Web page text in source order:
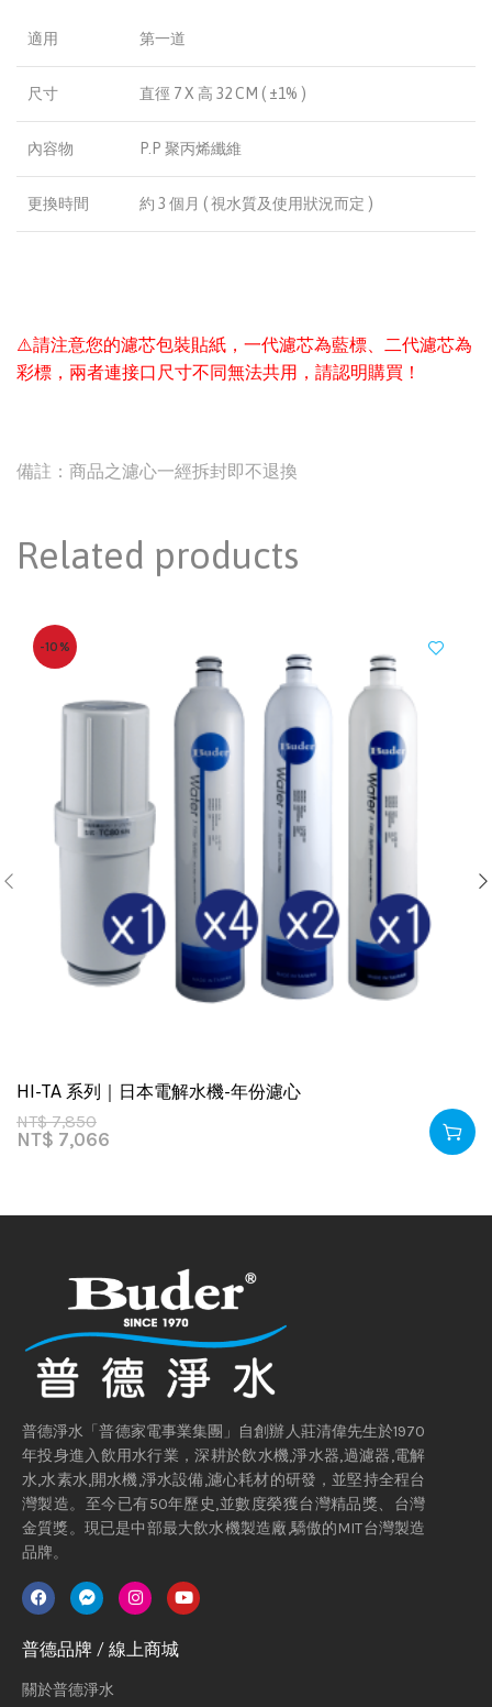
適用 第一道
尺寸 直徑 7 X 高 32 CM ( ±1% )
內容物 P.P 聚丙烯纖維
更換時間 約 3 個月 ( 視水質及使用狀況而定 )
⚠️請注意您的濾芯包裝貼紙，一代濾芯為藍標、二代濾芯為
彩標，兩者連接口尺寸不同無法共用，請認明購買！
備註：商品之濾心一經拆封即不退換
Related products
-10%
HI-TA 系列｜日本電解水機-年份濾心
NT$7,850
NT$ 7,066
普德淨水「普德家電事業集團」自創辦人莊清偉先生於1970
年投身進入飲用水行業，深耕於飲水機,淨水器,過濾器,電解
水,水素水,開水機,淨水設備,濾心耗材的研發，並堅持全程台
灣製造。至今已有50年歷史,並數度榮獲台灣精品獎、台灣
金質獎。現已是中部最大飲水機製造廠,驕傲的MIT台灣製造
品牌。
普德品牌 / 線上商城
關於普德淨水